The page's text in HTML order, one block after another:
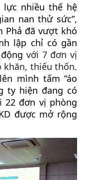
nhiều thế hệ
nan thử sức”,
Phả đã vượt khó
lập chỉ có gần
với 7 đơn vị
khăn, thiếu thốn.
mình tấm “áo
ty hiện đang có
22 đơn vị phòng
được mở rộng